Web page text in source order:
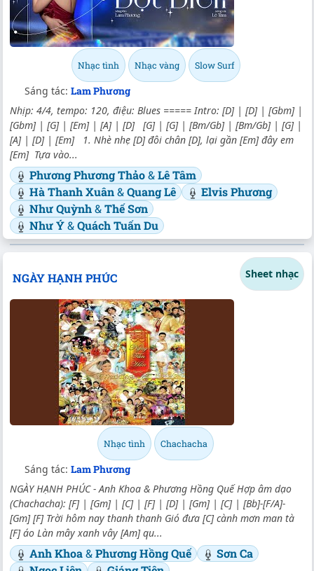
Nhạc tình Nhạc vàng Slow Surf
Sáng tác: Lam Phương
Nhịp: 4/4, tempo: 120, điệu: Blues ===== Intro: [D] | [D] | [Gbm] |
[Gbm] | [G] | [Em] | [A] | [D] [G] | [G] | [Bm/Gb] | [Bm/Gb] | [G] |
[A] | [D] | [Em] 1. Nhè nhẹ [D] đôi chân [D], lại gần [Em] đây em
[Em] Tựa vào...
Phương Phương Thảo&Lê Tâm
Hà Thanh Xuân&Quang Lê
Elvis Phương
Như Quỳnh&Thế Sơn
Như Ý&Quách Tuấn Du
NGÀY HẠNH PHÚC Sheet nhạc
Nhạc tình Chachacha
Sáng tác: Lam Phương
NGÀY HẠNH PHÚC - Anh Khoa & Phương Hồng Quế Hợp âm dạo
(Chachacha): [F] | [Gm] | [C] | [F] | [D] | [Gm] | [C] | [Bb]-[F/A]-
[Gm] [F] Trời hôm nay thanh thanh Gió đưa [C] cành mơn man tà
[F] áo Làn mây xanh vây [Am] qu...
Anh Khoa&Phương Hồng Quế
Sơn Ca